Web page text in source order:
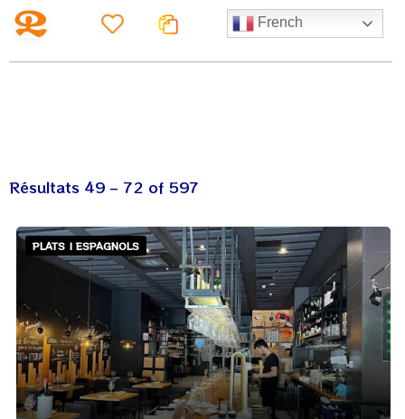
French
Résultats 49 – 72 of 597
PLATS | ESPAGNOLS